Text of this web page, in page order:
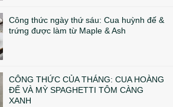
Công thức ngày thứ sáu: Cua huỳnh đế &
trứng được làm từ Maple & Ash
CÔNG THỨC CỦA THÁNG: CUA HOÀNG
ĐẾ VÀ MỲ SPAGHETTI TÔM CÀNG
XANH